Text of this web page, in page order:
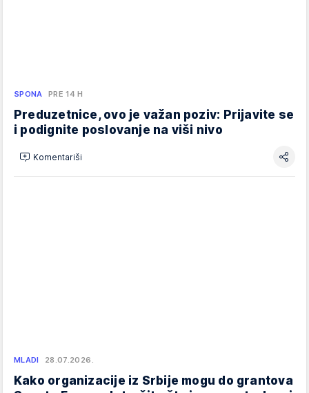
SPONA PRE 14 H
Preduzetnice, ovo je važan poziv: Prijavite se
i podignite poslovanje na viši nivo
Komentariši
MLADI 28.07.2026.
Kako organizacije iz Srbije mogu do grantova